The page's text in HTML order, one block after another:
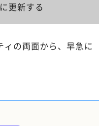
更新する
ィの両面から、早急に